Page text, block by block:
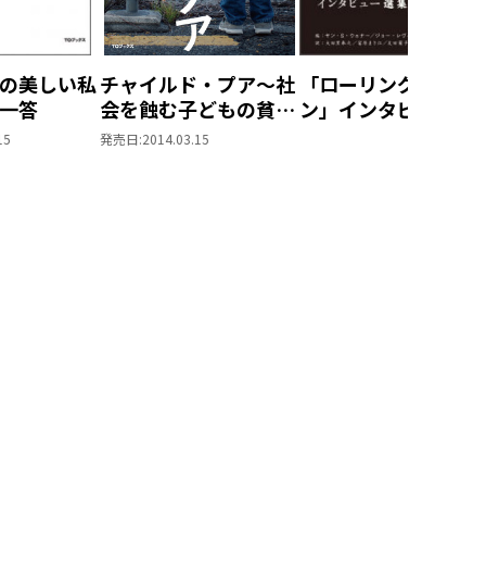
美しい私
答
チャイルド・プア～社
会を蝕む子どもの貧困
～
発売日:2014.03.15
「ローリング・スト
ン」インタビュー選